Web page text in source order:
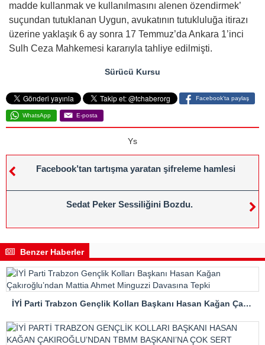
madde kullanmak ve kullanılmasını alenen özendirmek’
suçundan tutuklanan Uygun, avukatının tutukluluğa itirazı
üzerine yaklaşık 6 ay sonra 17 Temmuz’da Ankara 1’inci
Sulh Ceza Mahkemesi kararıyla tahliye edilmişti.
Sürücü Kursu
Facebook'ta paylaş
WhatsApp E-posta
Ys
Facebook’tan tartışma yaratan şifreleme hamlesi
Sedat Peker Sessiliğini Bozdu.
Benzer Haberler
İYİ Parti Trabzon Gençlik Kolları Başkanı Hasan Kağan Çakıroğlu’ndan Mattia Ahmet Minguzzi Davasına Tepki